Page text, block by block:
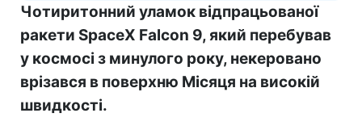
Чотиритонний уламок відпрацьованої
ракети SpaceX Falcon 9, який перебував
у космосі з минулого року, некеровано
врізався в поверхню Місяця на високій
швидкості.